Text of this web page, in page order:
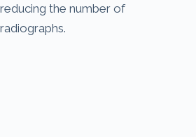
reducing the number of
radiographs.